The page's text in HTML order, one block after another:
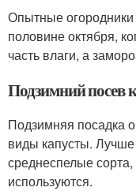
Опытные огородники
половине октября,
часть влаги, а
Подзимний посев
Подзимняя посадка
виды капусты.
среднеспелые
используются.